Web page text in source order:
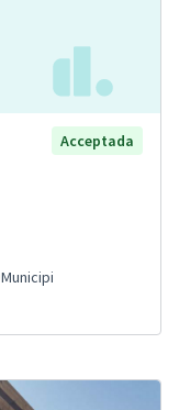
Acceptada
Municipi